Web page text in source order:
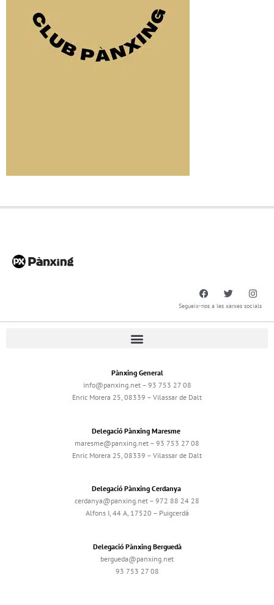
Segueix-nos a les xarxes socials
Pànxing General
info@panxing.net – 93 753 27 08
Enric Morera 25, 08339 – Vilassar de Dalt
Delegació Pànxing Maresme
maresme@panxing.net – 93 753 27 08
Enric Morera 25, 08339 – Vilassar de Dalt
Delegació Pànxing Cerdanya
cerdanya@panxing.net – 972 88 24 28
Alfons I, 44 A, 17520 – Puigcerdà
Delegació Pànxing Berguedà
bergueda@panxing.net
93 753 27 08